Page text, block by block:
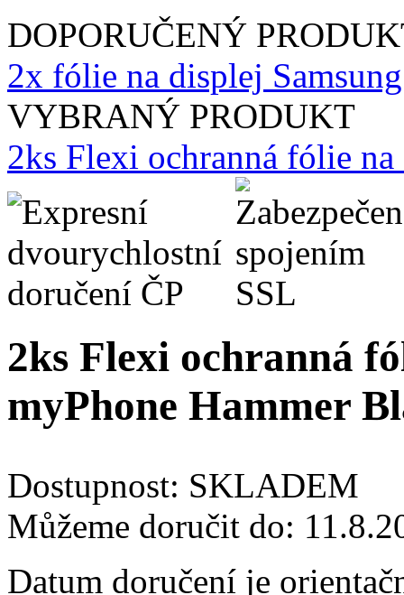
DOPORUČENÝ
2x fólie na displej
VYBRANÝ PRODUKT
2ks Flexi ochranná fólie
2ks Flexi ochranná
myPhone Hammer
Dostupnost: SKLADEM
Můžeme doručit do:
Datum doručení je